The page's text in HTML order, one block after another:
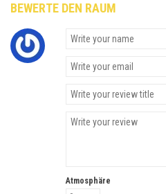
BEWERTE DEN RAUM
Atmosphäre